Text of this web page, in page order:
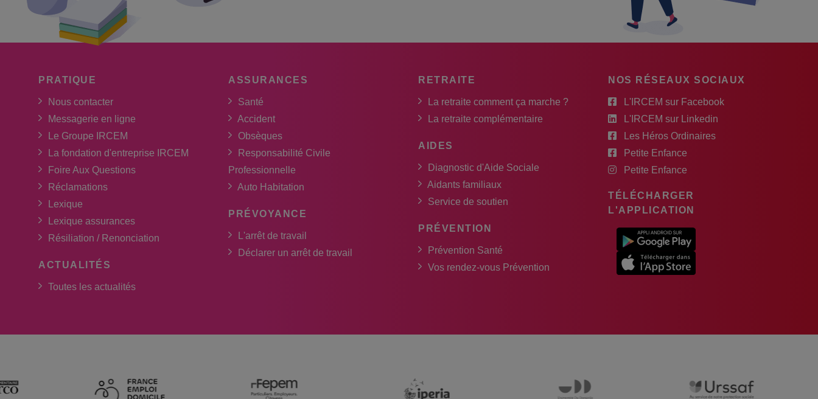
PRATIQUE
Nous contacter
Messagerie en ligne
Le Groupe IRCEM
La fondation d'entreprise IRCEM
Foire Aux Questions
Réclamations
Lexique
Lexique assurances
Résiliation / Renonciation
ACTUALITÉS
Toutes les actualités
ASSURANCES
Santé
Accident
Obsèques
Responsabilité Civile
Professionnelle
Auto Habitation
PRÉVOYANCE
L'arrêt de travail
Déclarer un arrêt de travail
RETRAITE
La retraite comment ça marche ?
La retraite complémentaire
AIDES
Diagnostic d'Aide Sociale
Aidants familiaux
Service de soutien
PRÉVENTION
Prévention Santé
Vos rendez-vous Prévention
NOS RÉSEAUX SOCIAUX
L'IRCEM sur Facebook
L'IRCEM sur Linkedin
Les Héros Ordinaires
Petite Enfance
Petite Enfance
TÉLÉCHARGER
L'APPLICATION